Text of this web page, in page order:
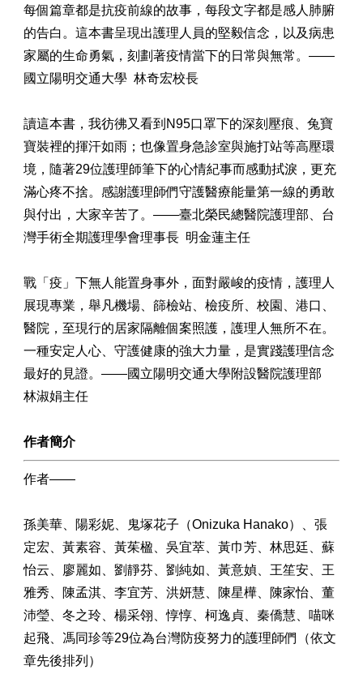
每個篇章都是抗疫前線的故事，每段文字都是感人肺腑
的告白。這本書呈現出護理人員的堅毅信念，以及病患
家屬的生命勇氣，刻劃著疫情當下的日常與無常。——
國立陽明交通大學 林奇宏校長
讀這本書，我彷彿又看到N95口罩下的深刻壓痕、兔寶
寶裝裡的揮汗如雨；也像置身急診室與施打站等高壓環
境，隨著29位護理師筆下的心情紀事而感動拭淚，更充
滿心疼不捨。感謝護理師們守護醫療能量第一線的勇敢
與付出，大家辛苦了。——臺北榮民總醫院護理部、台
灣手術全期護理學會理事長 明金蓮主任
戰「疫」下無人能置身事外，面對嚴峻的疫情，護理人
展現專業，舉凡機場、篩檢站、檢疫所、校園、港口、
醫院，至現行的居家隔離個案照護，護理人無所不在。
一種安定人心、守護健康的強大力量，是實踐護理信念
最好的見證。——國立陽明交通大學附設醫院護理部
林淑娟主任
作者簡介
作者——
孫美華、陽彩妮、鬼塚花子（Onizuka Hanako）、張
定宏、黃素容、黃茱楹、吳宜萃、黃巾芳、林思廷、蘇
怡云、廖麗如、劉靜芬、劉純如、黃意媜、王笙安、王
雅秀、陳孟淇、李宜芳、洪妍慧、陳星樺、陳家怡、董
沛瑩、冬之玲、楊采翎、惇惇、柯逸貞、秦僑慧、喵咪
起飛、馮同珍等29位為台灣防疫努力的護理師們（依文
章先後排列）